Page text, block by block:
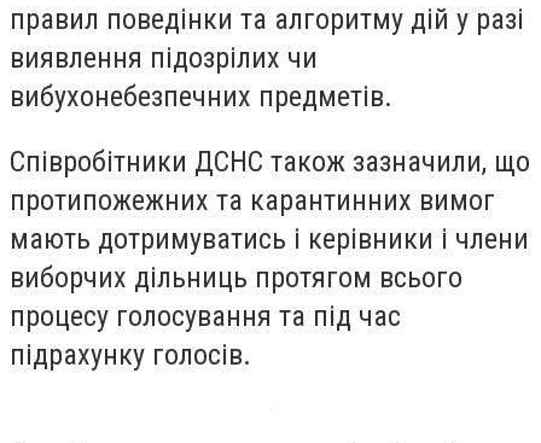
правил поведінки та алгоритму дій у разі
виявлення підозрілих чи
вибухонебезпечних предметів.
Співробітники ДСНС також зазначили, що
протипожежних та карантинних вимог
мають дотримуватись і керівники і члени
виборчих дільниць протягом всього
процесу голосування та під час
підрахунку голосів.